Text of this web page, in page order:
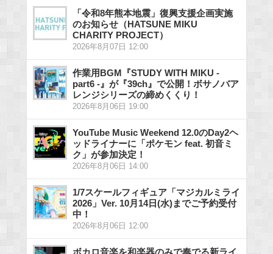
「令和8年熊本地震」復興支援企画実施
のお知らせ（HATSUNE MIKU
CHARITY PROJECT）
2026年8月07日 12:00
作業用BGM『STUDY WITH MIKU -
part6 -』が『39ch』で公開！ボサノバア
レンジシリーズの締めくくり！
2026年8月06日 19:00
YouTube Music Weekend 12.0のDay2ヘ
ッドライナーに「ポケモン feat. 初音ミ
ク」が参加決定！
2026年8月06日 14:00
1/7スケールフィギュア「マジカルミライ
2026」Ver. 10月14日(水)までご予約受付
中！
2026年8月06日 12:00
ボカロ音楽を和楽器のみで奏でる新ライ